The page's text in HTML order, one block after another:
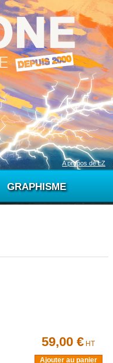
A propos de LZ
GRAPHISME
59,00 € HT
Ajouter au panier